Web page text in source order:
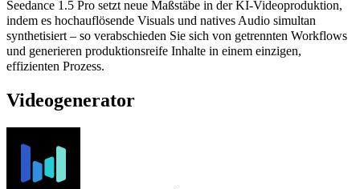
Seedance 1.5 Pro setzt neue Maßstäbe in der KI-Videoproduktion,
indem es hochauflösende Visuals und natives Audio simultan
synthetisiert – so verabschieden Sie sich von getrennten Workflows
und generieren produktionsreife Inhalte in einem einzigen,
effizienten Prozess.
Videogenerator